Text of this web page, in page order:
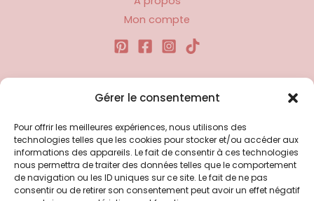
Gérer le consentement
Pour offrir les meilleures expériences, nous utilisons des
technologies telles que les cookies pour stocker et/ou accéder aux
informations des appareils. Le fait de consentir à ces technologies
nous permettra de traiter des données telles que le comportement
de navigation ou les ID uniques sur ce site. Le fait de ne pas
consentir ou de retirer son consentement peut avoir un effet négatif
Mon compte
Liens utiles
Politique d’expédition
Politique de confidentialité
Politique de remboursements
Conditions générales de vente et d’utilisation